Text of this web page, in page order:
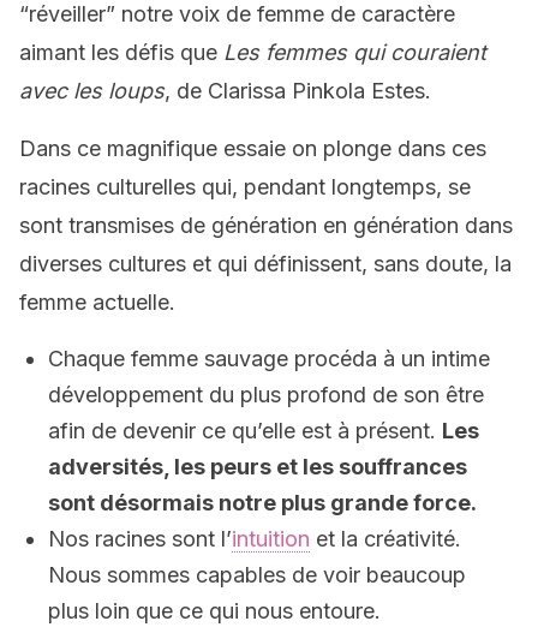
“réveiller” notre voix de femme de caractère
aimant les défis que Les femmes qui couraient
avec les loups, de Clarissa Pinkola Estes.
Dans ce magnifique essaie on plonge dans ces
racines culturelles qui, pendant longtemps, se
sont transmises de génération en génération dans
diverses cultures et qui définissent, sans doute, la
femme actuelle.
Chaque femme sauvage procéda à un intime
développement du plus profond de son être
afin de devenir ce qu’elle est à présent. Les
adversités, les peurs et les souffrances
sont désormais notre plus grande force.
Nos racines sont l’intuition et la créativité.
Nous sommes capables de voir beaucoup
plus loin que ce qui nous entoure.